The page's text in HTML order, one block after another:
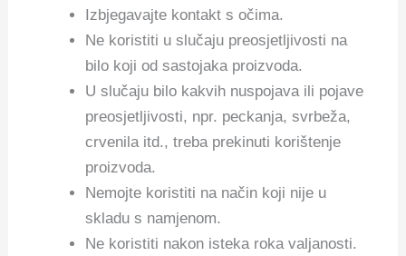
Izbjegavajte kontakt s očima.
Ne koristiti u slučaju preosjetljivosti na
bilo koji od sastojaka proizvoda.
U slučaju bilo kakvih nuspojava ili pojave
preosjetljivosti, npr. peckanja, svrbeža,
crvenila itd., treba prekinuti korištenje
proizvoda.
Nemojte koristiti na način koji nije u
skladu s namjenom.
Ne koristiti nakon isteka roka valjanosti.